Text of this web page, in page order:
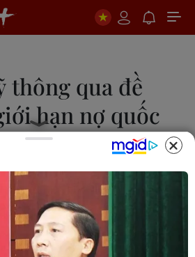
thông qua đề
hạn nợ quốc
thuận và 215 phiếu